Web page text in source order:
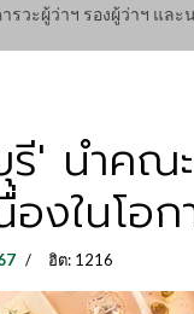
วะผู้ว่าฯ รองผู้ว่าฯ แล
' นำคณะ
งในโอ
ฮิต: 1216